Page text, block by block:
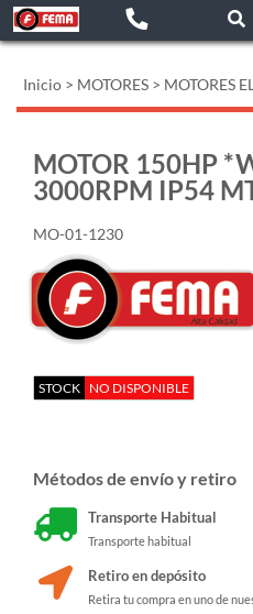
Inicio > MOTORES > MOTORES
MOTOR 150HP
3000RPM IP54
MO-01-1230
STOCK NO DISPONIBLE
Métodos de envío y retiro
Transporte Habitual
Transporte habitual
Retiro en depósito
Retira tu compra en uno de